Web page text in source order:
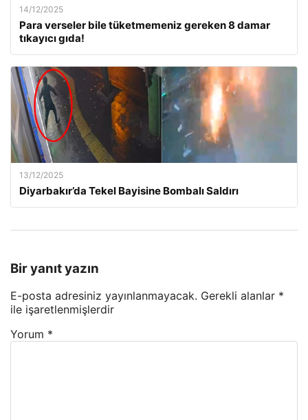
14/12/2025
Para verseler bile tüketmemeniz gereken 8 damar
tıkayıcı gıda!
13/12/2025
Diyarbakır’da Tekel Bayisine Bombalı Saldırı
Bir yanıt yazın
E-posta adresiniz yayınlanmayacak. Gerekli alanlar *
ile işaretlenmişlerdir
Yorum *